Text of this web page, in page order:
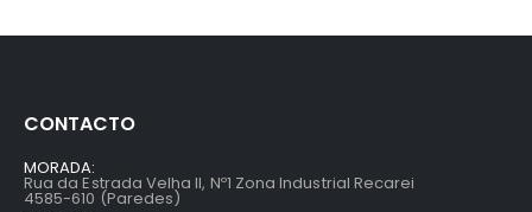
CONTACTO
MORADA:
Rua da Estrada Velha II, Nº1 Zona Industrial Recarei
4585-610 (Paredes)